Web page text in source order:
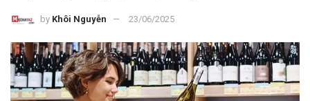
by Khôi Nguyễn 23/06/2025